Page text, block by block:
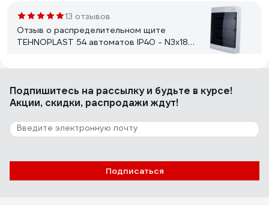
13 отзывов
Отзыв о распределительном щите
TEHNOPLAST 54 автоматов IP40 - N3x18C
За такую цену нормальный вариант
15 отзывов
PRAGMA IP40 24м2р бел бел. двер
Подпишитесь на рассылкуи будьте в курсе!
Акции, скидки, распродажи ждут!
Подписаться